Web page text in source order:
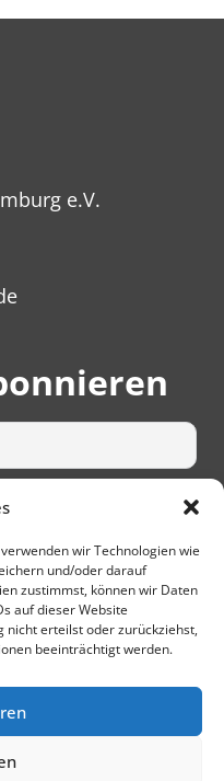
wir Technologien wie
und/oder darauf
zustimmst, können wir Daten
auf dieser Website
nicht erteilst oder zurückziehst,
beeinträchtigt werden.
e.V.